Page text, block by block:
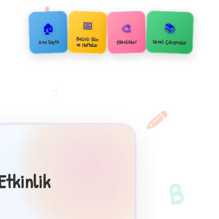
🏠
Ana Sayfa
📅
Belirli Gün
ve Haftalar
🎨
Etkinlikler
📚
Genel Çalışmalar
B
+